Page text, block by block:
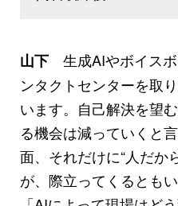
山下 生成AIやボイス
ンタクトセンターを取
います。自己解決を望
る機会は減っていくと
面、それだけに“人だか
が、際立ってくるとも